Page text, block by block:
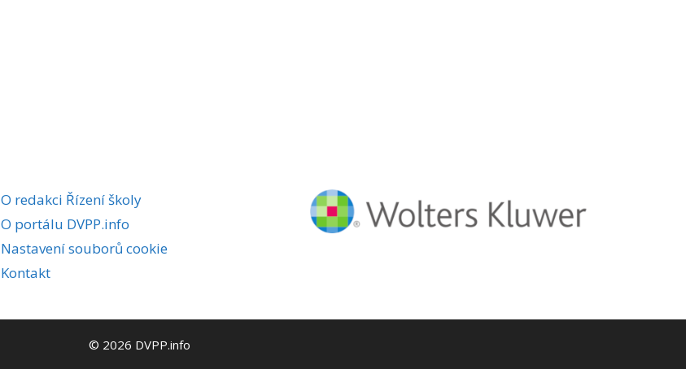
O redakci Řízení školy
O portálu DVPP.info
Nastavení souborů cookie
Kontakt
© 2026 DVPP.info